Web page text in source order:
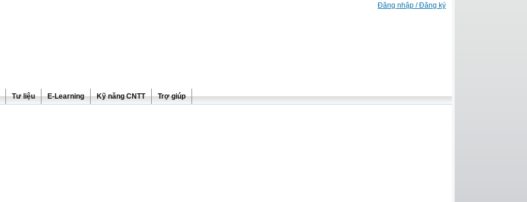
Đăng nhập / Đăng ký
Tư liệu E-Learning Kỹ năng CNTT Trợ giúp